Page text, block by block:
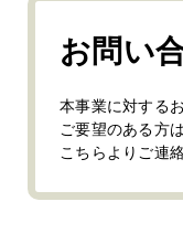
お問い
本事業に対する
ご要望のある方は
こちらよりご連